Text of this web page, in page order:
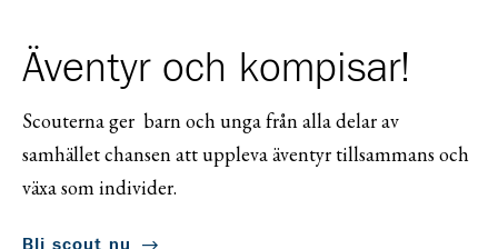
Äventyr och kompisar!
Scouterna ger barn och unga från alla delar av
samhället chansen att uppleva äventyr tillsammans och
växa som individer.
Bli scout nu